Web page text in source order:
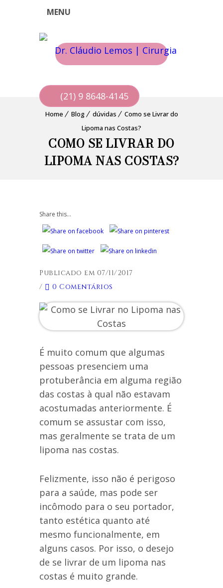
(21) 9 8648-4145
MENU
Home Blog dúvidas
Como se Livrar do
Lipoma nas Costas?
COMO SE LIVRAR DO
LIPOMA NAS COSTAS?
Share this...
Publicado em 07/11/2017
/
0 Comentários
É muito comum que algumas
pessoas presenciem uma
protuberância em alguma região
das costas à qual não estavam
acostumadas anteriormente. É
comum se assustar com isso,
mas geralmente se trata de um
lipoma nas costas.
Felizmente, isso não é perigoso
para a saúde, mas pode ser
incômodo para o seu portador,
tanto estética quanto até
mesmo funcionalmente, em
alguns casos. Por isso, o desejo
de se livrar de um lipoma nas
costas é muito grande.